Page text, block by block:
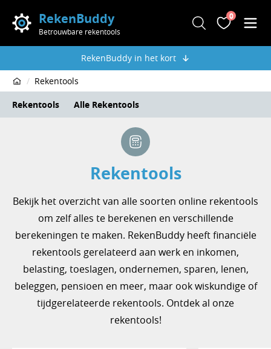
RekenBuddy
Betrouwbare rekentools Zoeken
0
RekenBuddy in het kort
Home Rekentools
Rekentools Alle Rekentools
Rekentools
Bekijk het overzicht van alle soorten online rekentools
om zelf alles te berekenen en verschillende
berekeningen te maken. RekenBuddy heeft financiële
rekentools gerelateerd aan werk en inkomen,
belasting, toeslagen, ondernemen, sparen, lenen,
beleggen, pensioen en meer, maar ook wiskundige of
tijdgerelateerde rekentools. Ontdek al onze
rekentools!